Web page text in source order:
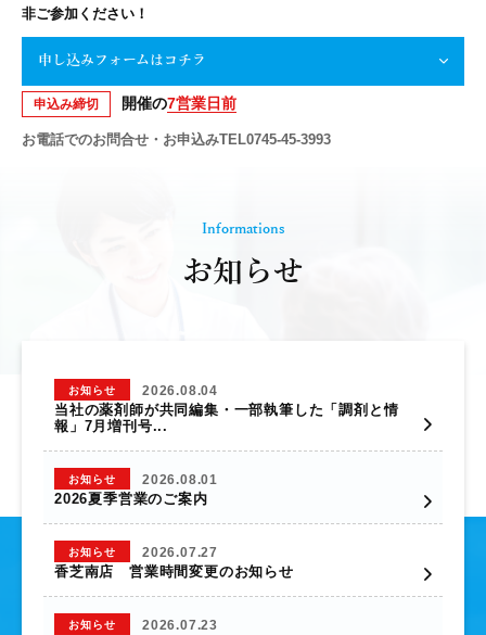
非ご参加ください！
申し込みフォームはコチラ
申込み締切 開催の7営業日前
お電話でのお問合せ・お申込みTEL0745-45-3993
Informations
お知らせ
お知らせ 2026.08.04
当社の薬剤師が共同編集・一部執筆した「調剤と情
報」7月増刊号...
お知らせ 2026.08.01
2026夏季営業のご案内
お知らせ 2026.07.27
香芝南店 営業時間変更のお知らせ
お知らせ 2026.07.23